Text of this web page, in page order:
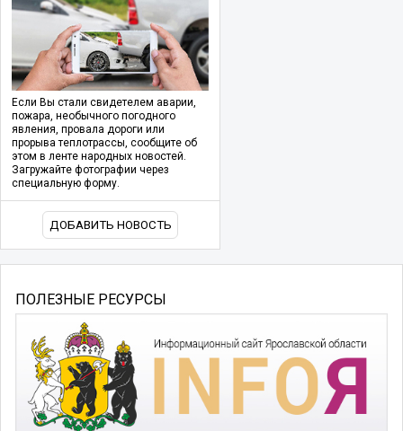
Если Вы стали свидетелем аварии,
пожара, необычного погодного
явления, провала дороги или
прорыва теплотрассы, сообщите об
этом в ленте народных новостей.
Загружайте фотографии через
специальную форму.
ДОБАВИТЬ НОВОСТЬ
ПОЛЕЗНЫЕ РЕСУРСЫ